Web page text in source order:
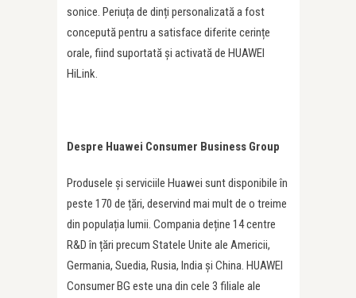
sonice. Periuța de dinți personalizată a fost
concepută pentru a satisface diferite cerințe
orale, fiind suportată și activată de HUAWEI
HiLink.
Despre Huawei Consumer Business Group
Produsele și serviciile Huawei sunt disponibile în
peste 170 de țări, deservind mai mult de o treime
din populația lumii. Compania deține 14 centre
R&D în țări precum Statele Unite ale Americii,
Germania, Suedia, Rusia, India și China. HUAWEI
Consumer BG este una din cele 3 filiale ale